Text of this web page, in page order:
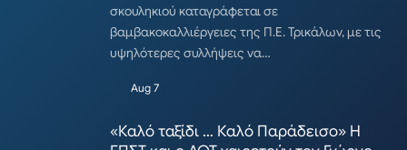
σκουληκιού καταγράφεται σε
βαμβακοκαλλιέργειες της Π.Ε. Τρικάλων, με τις
υψηλότερες συλλήψεις να…
Aug 7
«Καλό ταξίδι … Καλό Παράδεισο» Η